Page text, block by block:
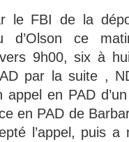
le FBI de la
d’Olson ce
9h00, six à
par la suite ,
en PAD
en PAD de
l’appel, puis a